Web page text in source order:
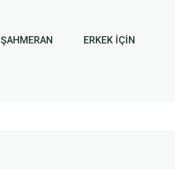
ŞAHMERAN ERKEK İÇİN